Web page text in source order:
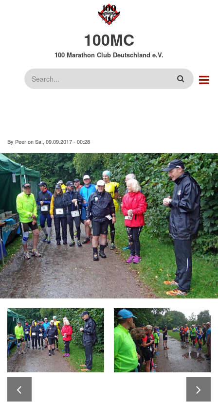
100MC
100 Marathon Club Deutschland e.V.
Suche
By PeeronSa., 09.09.2017 - 00:28